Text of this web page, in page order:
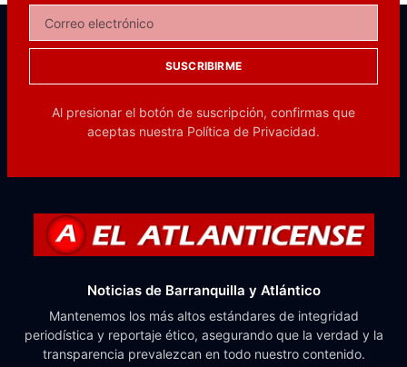
SUSCRIBIRME
Al presionar el botón de suscripción, confirmas que
aceptas nuestra Política de Privacidad.
Noticias de Barranquilla y Atlántico
Mantenemos los más altos estándares de integridad
periodística y reportaje ético, asegurando que la verdad y la
transparencia prevalezcan en todo nuestro contenido.